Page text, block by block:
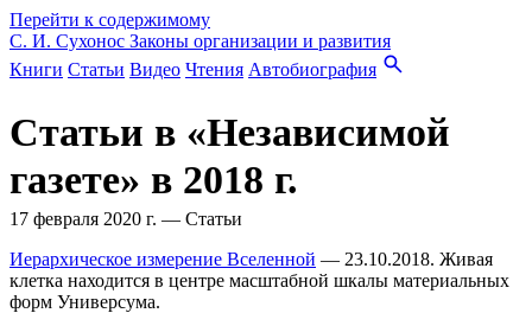
Перейти к содержимому
С. И. Сухонос Законы организации и развития
Книги Статьи Видео Чтения Автобиография
Статьи в «Независимой
газете» в 2018 г.
17 февраля 2020 г. — Статьи
Иерархическое измерение Вселенной — 23.10.2018. Живая
клетка находится в центре масштабной шкалы материальных
форм Универсума.